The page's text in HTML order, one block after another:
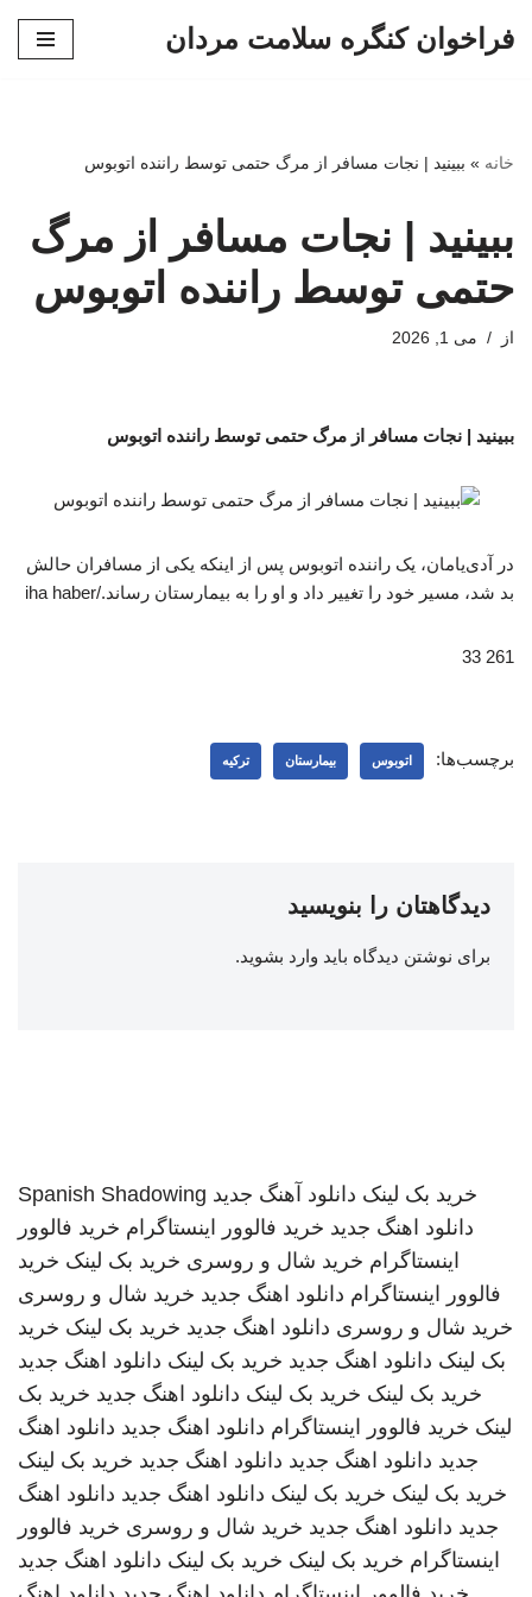
فراخوان کنگره سلامت مردان
خانه » ببینید | نجات مسافر از مرگ حتمی توسط راننده اتوبوس
ببینید | نجات مسافر از مرگ
حتمی توسط راننده اتوبوس
از می 1, 2026
ببینید | نجات مسافر از مرگ حتمی توسط راننده اتوبوس
در آدی‌یامان، یک راننده اتوبوس پس از اینکه یکی از مسافران حالش
بد شد، مسیر خود را تغییر داد و او را به بیمارستان رساند./iha haber
261 33
برچسب‌ها: اتوبوس بیمارستان ترکیه
دیدگاهتان را بنویسید
برای نوشتن دیدگاه باید وارد بشوید.
خرید بک لینک دانلود آهنگ جدید Spanish Shadowing
دانلود اهنگ جدید خرید فالوور اینستاگرام خرید فالوور
اینستاگرام خرید شال و روسری خرید بک لینک خرید
فالوور اینستاگرام دانلود اهنگ جدید خرید شال و روسری
خرید شال و روسری دانلود اهنگ جدید خرید بک لینک خرید
بک لینک دانلود اهنگ جدید خرید بک لینک دانلود اهنگ جدید
خرید بک لینک خرید بک لینک دانلود اهنگ جدید خرید بک
لینک خرید فالوور اینستاگرام دانلود اهنگ جدید دانلود اهنگ
جدید دانلود اهنگ جدید دانلود اهنگ جدید خرید بک لینک
خرید بک لینک خرید بک لینک دانلود اهنگ جدید دانلود اهنگ
جدید دانلود اهنگ جدید خرید شال و روسری خرید فالوور
اینستاگرام خرید بک لینک خرید بک لینک دانلود اهنگ جدید